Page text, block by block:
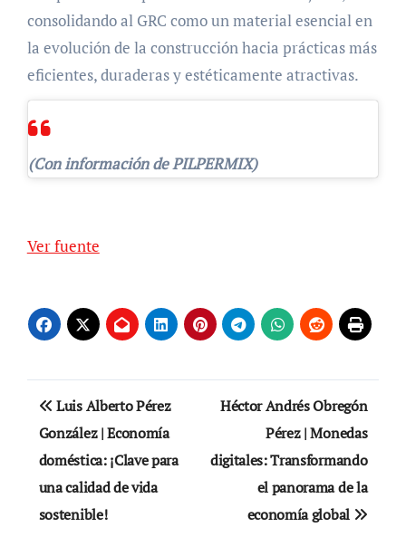
consolidando al GRC como un material esencial en
la evolución de la construcción hacia prácticas más
eficientes, duraderas y estéticamente atractivas.
(Con información de PILPERMIX)
de
Ver fuente
Navegación
de
entradas
Luis Alberto Pérez
González | Economía
doméstica: ¡Clave para
una calidad de vida
sostenible!
Héctor Andrés Obregón
Pérez | Monedas
digitales: Transformando
el panorama de la
economía global